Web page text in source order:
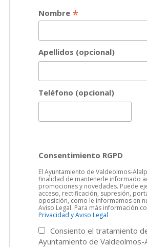
Nombre *
Apellidos (opcional)
Teléfono (opcional)
Consentimiento RGPD
El Ayuntamiento de Valdeolmos-
finalidad de mantenerle informado
promociones y novedades. Puede
acceso, rectificación, supresión,
oposición, como le informamos en
Aviso Legal. Para más información
Privacidad y Aviso Legal
Consiento el tratamiento
Ayuntamiento de Valdeolmos-